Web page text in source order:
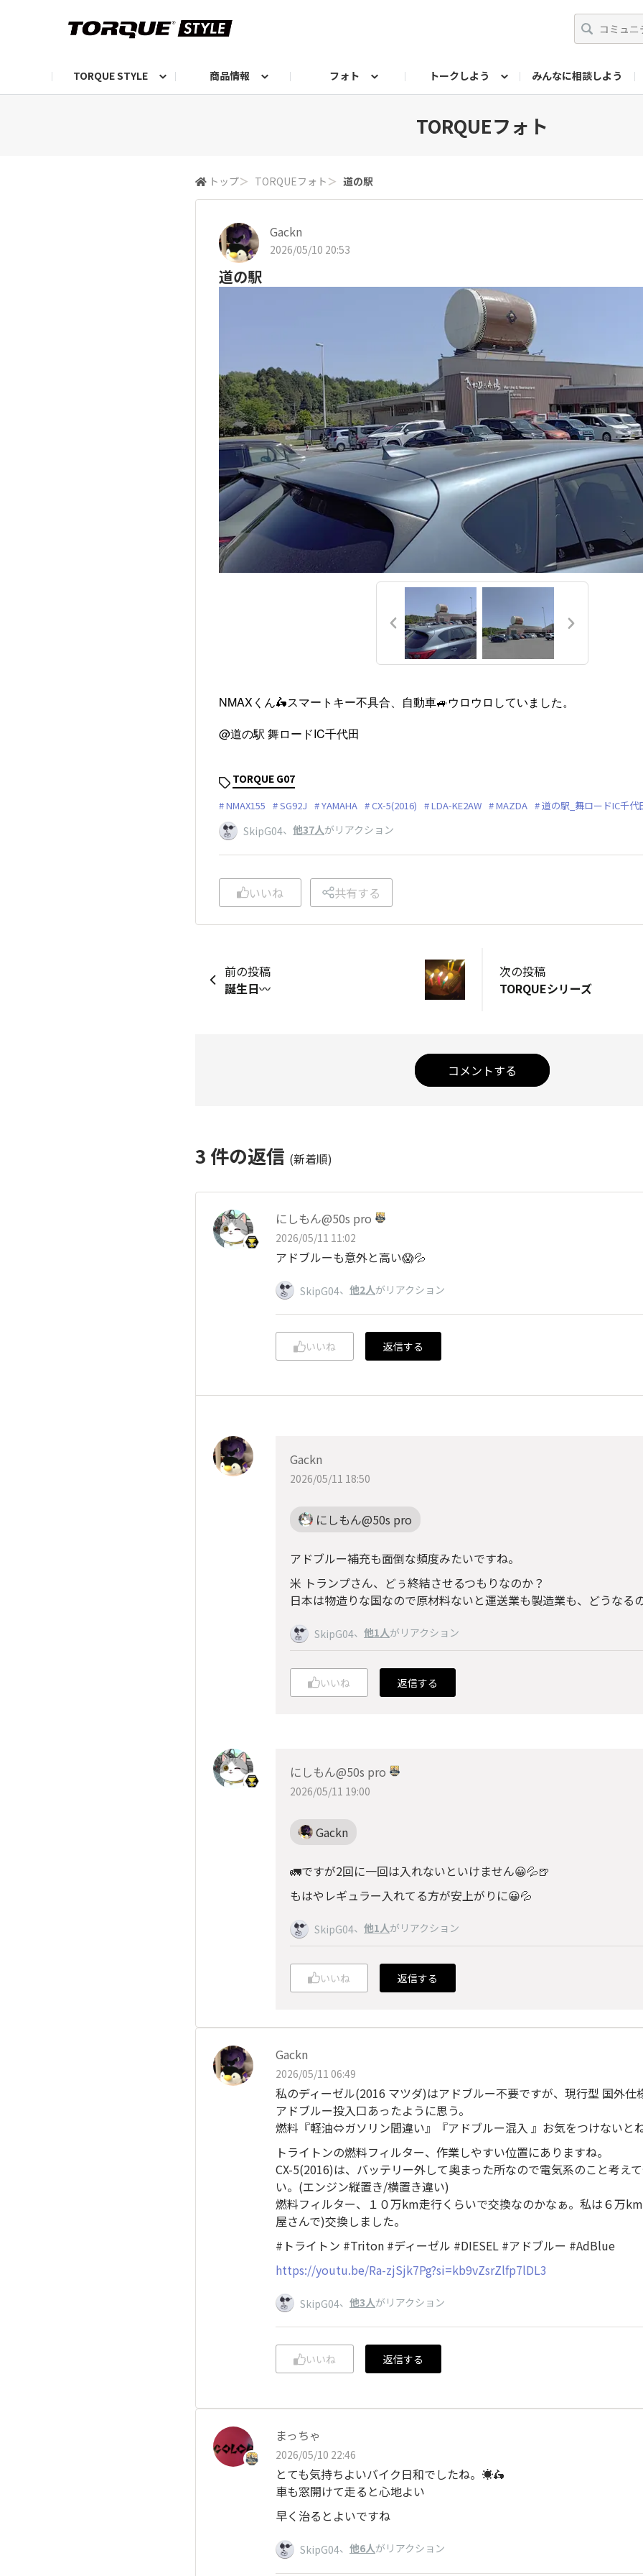
TORQUE STYLE 商品情報 フォト トークしよう みんなに相談しよう
TORQUEフォト
トップ＞ TORQUEフォト ＞ 道の駅
Gackn
2026/05/10 20:53
道の駅
NMAXくん🛵スマートキー不具合、自動車🚙ウロウロしていました。
@道の駅 舞ロードIC千代田
TORQUE G07
NMAX155 SG92J YAMAHA CX-5(2016) LDA-KE2AW MAZDA 道の駅_舞ロードIC千代
SkipG04、 他37人がリアクション
いいね 共有する
前の投稿
誕生日〰️
次の投稿
TORQUEシリーズ
コメントする
3 件の返信 (新着順)
にしもん@50s pro
2026/05/11 11:02
アドブルーも意外と高い😱💦
SkipG04、 他2人がリアクション
いいね 返信する
Gackn
2026/05/11 18:50
にしもん@50s pro
アドブルー補充も面倒な頻度みたいですね。
米 トランプさん、どぅ終結させるつもりなのか？
日本は物造りな国なので原材料ないと運送業も製造業も、どうなる
SkipG04、 他1人がリアクション
いいね 返信する
にしもん@50s pro
2026/05/11 19:00
Gackn
🚛ですが2回に一回は入れないといけません😀💦🍺
もはやレギュラー入れてる方が安上がりに😀💦
SkipG04、 他1人がリアクション
いいね 返信する
Gackn
2026/05/11 06:49
私のディーゼル(2016 マツダ)はアドブルー不要ですが、現行型 国外仕
アドブルー投入口あったように思う。
燃料『軽油⇔ガソリン間違い』『アドブルー混入 』お気をつけないと
トライトンの燃料フィルター、作業しやすい位置にありますね。
CX-5(2016)は、バッテリー外して奥まった所なので電気系のこと考え
い。(エンジン縦置き/横置き違い)
燃料フィルター、１０万km走行くらいで交換なのかなぁ。私は６万
屋さんで)交換しました。
#トライトン #Triton #ディーゼル #DIESEL #アドブルー #AdBlue
https://youtu.be/Ra-zjSjk7Pg?si=kb9vZsrZlfp7lDL3
SkipG04、 他3人がリアクション
いいね 返信する
まっちゃ
2026/05/10 22:46
とても気持ちよいバイク日和でしたね。☀️🛵
車も窓開けて走ると心地よい
早く治るとよいですね
SkipG04、 他6人がリアクション